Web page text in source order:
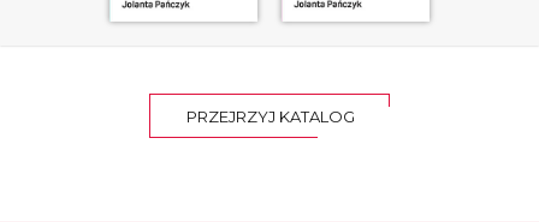
PRZEJRZYJ KATALOG